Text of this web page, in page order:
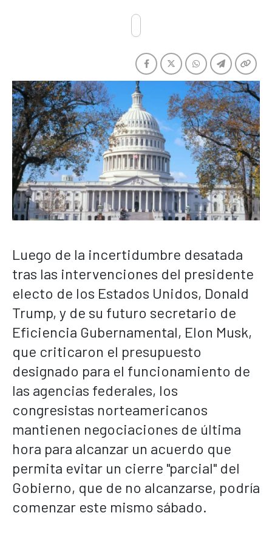
Luego de la incertidumbre desatada
tras las intervenciones del presidente
electo de los Estados Unidos, Donald
Trump, y de su futuro secretario de
Eficiencia Gubernamental, Elon Musk,
que criticaron el presupuesto
designado para el funcionamiento de
las agencias federales, los
congresistas norteamericanos
mantienen negociaciones de última
hora para alcanzar un acuerdo que
permita evitar un cierre "parcial" del
Gobierno, que de no alcanzarse, podría
comenzar este mismo sábado.